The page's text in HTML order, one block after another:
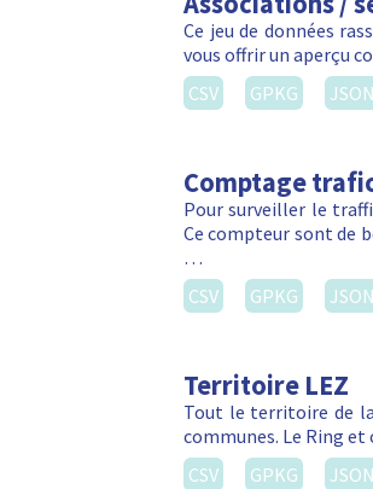
Ce jeu de données
vous offrir un aperçu
CSV
GPKG JSON
Comptage
Pour surveiller le
Ce compteur sont de
…
CSV
GPKG JSON
Territoire LEZ
Tout le territoire de
communes. Le Ring
CSV
GPKG JSON